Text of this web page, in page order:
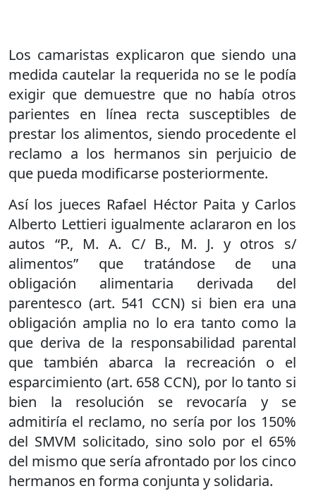
Los camaristas explicaron que siendo una
medida cautelar la requerida no se le podía
exigir que demuestre que no había otros
parientes en línea recta susceptibles de
prestar los alimentos, siendo procedente el
reclamo a los hermanos sin perjuicio de
que pueda modificarse posteriormente.
Así los jueces Rafael Héctor Paita y Carlos
Alberto Lettieri igualmente aclararon en los
autos “P., M. A. C/ B., M. J. y otros s/
alimentos” que tratándose de una
obligación alimentaria derivada del
parentesco (art. 541 CCN) si bien era una
obligación amplia no lo era tanto como la
que deriva de la responsabilidad parental
que también abarca la recreación o el
esparcimiento (art. 658 CCN), por lo tanto si
bien la resolución se revocaría y se
admitiría el reclamo, no sería por los 150%
del SMVM solicitado, sino solo por el 65%
del mismo que sería afrontado por los cinco
hermanos en forma conjunta y solidaria.